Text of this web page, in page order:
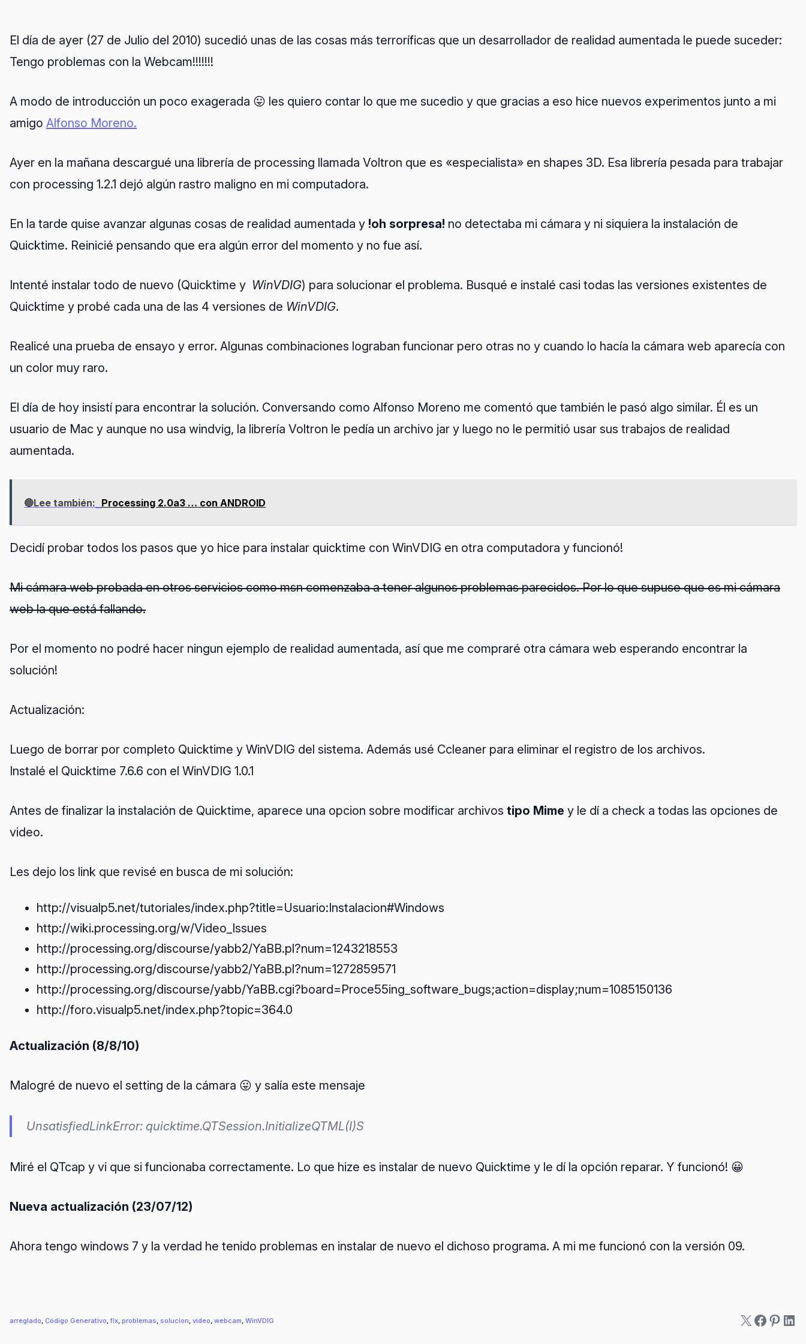
El día de ayer (27 de Julio del 2010) sucedió unas de las cosas más terroríficas que un desarrollador de realidad aumentada le puede suceder:
Tengo problemas con la Webcam!!!!!!!
A modo de introducción un poco exagerada 😛 les quiero contar lo que me sucedio y que gracias a eso hice nuevos experimentos junto a mi
amigo Alfonso Moreno.
Ayer en la mañana descargué una librería de processing llamada Voltron que es «especialista» en shapes 3D. Esa librería pesada para trabajar
con processing 1.2.1 dejó algún rastro maligno en mi computadora.
En la tarde quise avanzar algunas cosas de realidad aumentada y !oh sorpresa! no detectaba mi cámara y ni siquiera la instalación de
Quicktime. Reinicié pensando que era algún error del momento y no fue así.
Intenté instalar todo de nuevo (Quicktime y WinVDIG) para solucionar el problema. Busqué e instalé casi todas las versiones existentes de
Quicktime y probé cada una de las 4 versiones de WinVDIG.
Realicé una prueba de ensayo y error. Algunas combinaciones lograban funcionar pero otras no y cuando lo hacía la cámara web aparecía con
un color muy raro.
El día de hoy insistí para encontrar la solución. Conversando como Alfonso Moreno me comentó que también le pasó algo similar. Él es un
usuario de Mac y aunque no usa windvig, la librería Voltron le pedía un archivo jar y luego no le permitió usar sus trabajos de realidad
aumentada.
🔵Lee también: Processing 2.0a3 … con ANDROID
Decidí probar todos los pasos que yo hice para instalar quicktime con WinVDIG en otra computadora y funcionó!
Mi cámara web probada en otros servicios como msn comenzaba a tener algunos problemas parecidos. Por lo que supuse que es mi cámara
web la que está fallando.
Por el momento no podré hacer ningun ejemplo de realidad aumentada, así que me compraré otra cámara web esperando encontrar la
solución!
Actualización:
Luego de borrar por completo Quicktime y WinVDIG del sistema. Además usé Ccleaner para eliminar el registro de los archivos.
Instalé el Quicktime 7.6.6 con el WinVDIG 1.0.1
Antes de finalizar la instalación de Quicktime, aparece una opcion sobre modificar archivos tipo Mime y le dí a check a todas las opciones de
video.
Les dejo los link que revisé en busca de mi solución:
http://visualp5.net/tutoriales/index.php?title=Usuario:Instalacion#Windows
http://wiki.processing.org/w/Video_Issues
http://processing.org/discourse/yabb2/YaBB.pl?num=1243218553
http://processing.org/discourse/yabb2/YaBB.pl?num=1272859571
http://processing.org/discourse/yabb/YaBB.cgi?board=Proce55ing_software_bugs;action=display;num=1085150136
http://foro.visualp5.net/index.php?topic=364.0
Actualización (8/8/10)
Malogré de nuevo el setting de la cámara 😛 y salía este mensaje
UnsatisfiedLinkError: quicktime.QTSession.InitializeQTML(I)S
Miré el QTcap y vi que si funcionaba correctamente. Lo que hize es instalar de nuevo Quicktime y le dí la opción reparar. Y funcionó! 😀
Nueva actualización (23/07/12)
Ahora tengo windows 7 y la verdad he tenido problemas en instalar de nuevo el dichoso programa. A mi me funcionó con la versión 09.
arreglado, Código Generativo, fix, problemas, solucion, video, webcam, WinVDIG X